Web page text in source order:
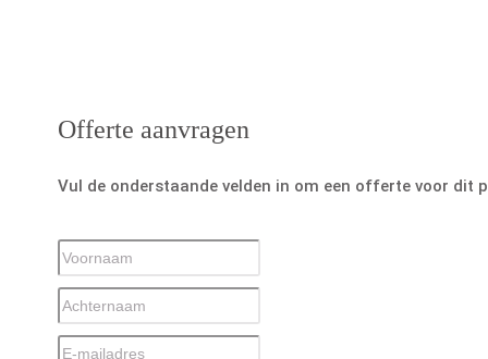
Offerte aanvragen
Vul de onderstaande velden in om een offerte voor dit